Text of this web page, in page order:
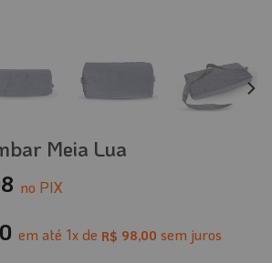
Meia Lua
no PIX
em até 1x de R$ 98,00 sem juros